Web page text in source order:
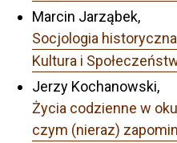
Marcin Jarząbek,
Socjologia
Kultura i
Jerzy Kochanowski,
Życia codzienne w
czym (nieraz)